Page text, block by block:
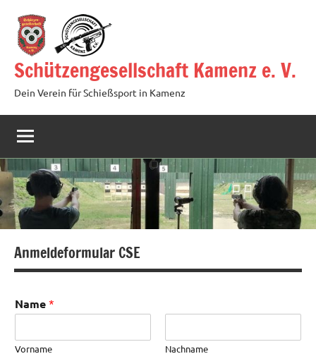
Inhalt
springen
Schützengesellschaft Kamenz e. V.
Dein Verein für Schießsport in Kamenz
Anmeldeformular CSE
Name *
Vorname Nachname